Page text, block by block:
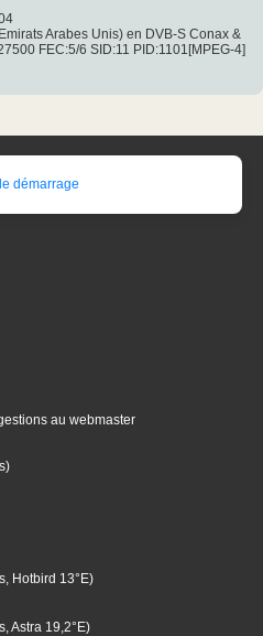
Arabes Unis) en DVB-S Conax &
FEC:5/6 SID:11 PID:1101[MPEG-4]
démarrage
au webmaster
Hotbird 13°E)
Astra 19,2°E)